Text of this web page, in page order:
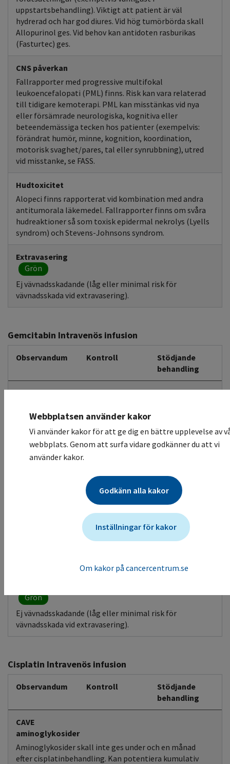
uppstartsbehandling). Viktigt att patient är väl
hydrerad och har god diures. Vid hög tumörbörda skall
Allopurinol ges. Vid behov kan antidoten rasburikas
(Fasturtec) ges.
CNS påverkan
Fallrapporter med progressive multifokal
leukoencefalopati (PML) finns. Risk kan vara relaterad
till tidigare kemoterapi. PML kan misstänkas vid nya
eller försämrade neurologiska, kognitiva eller
beteendemässiga tecken hos patienter (exempelvis:
förändrat humör, minne, kognition, koordination,
motorisk svaghet/pares, tal eller synrubbning), utred
vid misstanke, se FASS.
Hudtoxicitet
Alopeci finns rapporterat vid kombination med andra
antitumorala läkemedel. Fallrapporter finns om svåra
hudreaktioner så som toxisk epidermal nekrolys (Lyells
syndrom) och Stevens-Johnsons syndrom.
Extravasering
Grön
Ej vävnadsskadande (låg eller minimal risk för
vävnadsskada vid extravasering).
Gemcitabin Intravenös infusion
Observandum Kontroll
Stödjande
behandling
CAVE
Minst en vecka ska förflyta efter behandling med
gemcitabin innan strålbehandling påbörjas. Risk för
ökad toxicitet.
Pulmonella effekter, ibland allvarliga (lungödem,
interstitiell pneumonit och akut lungsvikt (ARDS)) har
Blodvärden
Enligt lokala
riktlinjer
Grön
Ej vävnadsskadande (låg eller minimal risk för
vävnadsskada vid extravasering).
Cisplatin Intravenös infusion
Observandum Kontroll
Stödjande
behandling
CAVE
aminoglykosider
Aminoglykosider skall inte ges under och en månad
efter cisplatinbehandling. Kan potentiera kumulativ
Webbplatsen använder kakor
Vi använder kakor för att ge dig en bättre upplevelse av
webbplats. Genom att surfa vidare godkänner du att vi
använder kakor.
Godkänn alla kakor
Inställningar för kakor
Om kakor på cancercentrum.se